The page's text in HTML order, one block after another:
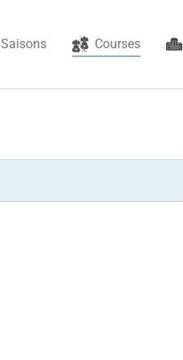
Saisons Courses(current)